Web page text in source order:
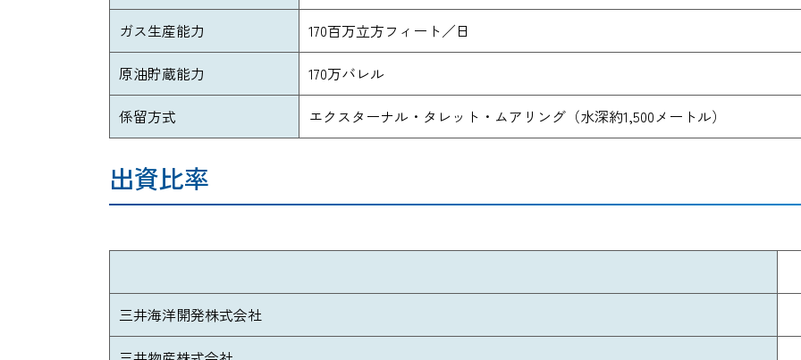
ガス生産能力
170百万立方フィート／日
原油貯蔵能力
170万バレル
係留方式
エクスターナル・タレット・ムアリング（水深約1,500メートル）
出資比率
三井海洋開発株式会社